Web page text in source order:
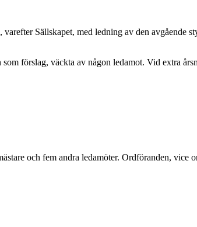
Sällskapet, med ledning av den avgående
förslag, väckta av någon ledamot. Vid extra
och fem andra ledamöter. Ordföranden, vice